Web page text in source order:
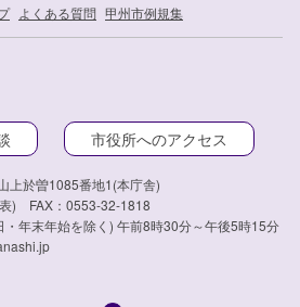
よくある質問 甲州市例規集
市役所へのアクセス
上於曽1085番地1(本庁舎)
) FAX：0553-32-1818
年末年始を除く) 午前8時30分～午後5時15分